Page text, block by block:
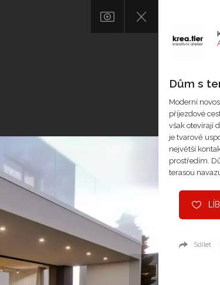
Dům s
Moderní
příjezdové
však otevírají
je tvarově
největší
prostředím.
terasou
Sdílet